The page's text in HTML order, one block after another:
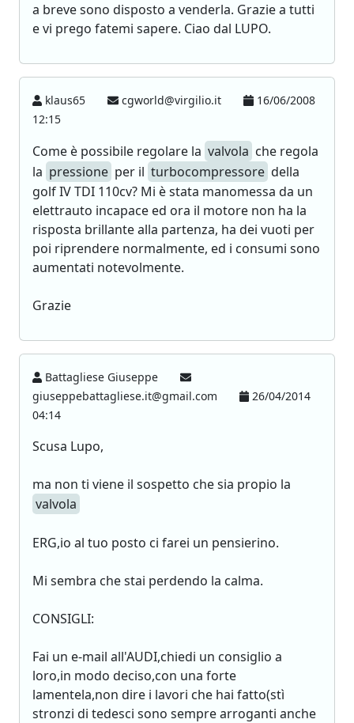
a breve sono disposto a venderla. Grazie a tutti
e vi prego fatemi sapere. Ciao dal LUPO.
klaus65 cgworld@virgilio.it
16/06/2008
12:15
Come è possibile regolare la valvola che regola
la pressione per il turbocompressore della
golf IV TDI 110cv? Mi è stata manomessa da un
elettrauto incapace ed ora il motore non ha la
risposta brillante alla partenza, ha dei vuoti per
poi riprendere normalmente, ed i consumi sono
aumentati notevolmente.
Grazie
Battagliese Giuseppe
giuseppebattagliese.it@gmail.com
26/04/2014
04:14
Scusa Lupo,
ma non ti viene il sospetto che sia propio la
valvola
ERG,io al tuo posto ci farei un pensierino.
Mi sembra che stai perdendo la calma.
CONSIGLI:
Fai un e-mail all'AUDI,chiedi un consiglio a
loro,in modo deciso,con una forte
lamentela,non dire i lavori che hai fatto(stì
stronzi di tedesci sono sempre arroganti anche